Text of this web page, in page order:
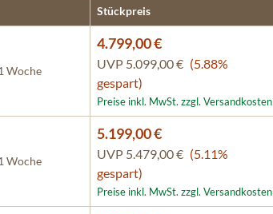
Stückpreis
Woche
4.799,00 €
UVP 5.099,00 € (5.88%
gespart)
Preise inkl. MwSt. zzgl. Versandkosten
Woche
5.199,00 €
UVP 5.479,00 € (5.11%
gespart)
Preise inkl. MwSt. zzgl. Versandkosten